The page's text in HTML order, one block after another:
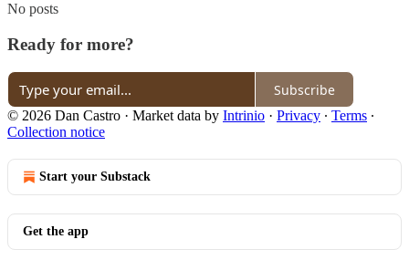
No posts
Ready for more?
Subscribe
© 2026 Dan Castro · Market data by Intrinio · Privacy ∙ Terms ∙
Collection notice
Start your Substack
Get the app